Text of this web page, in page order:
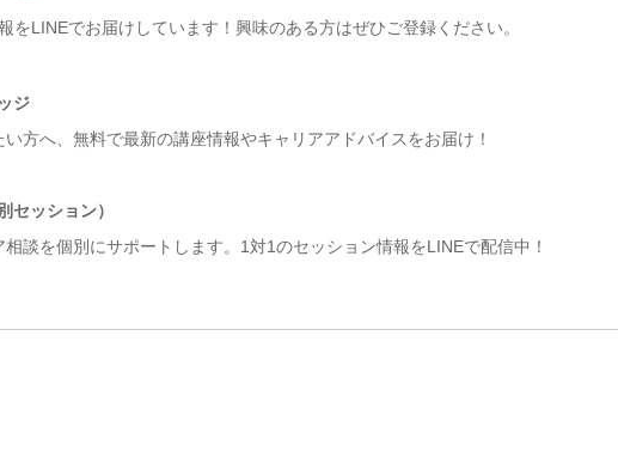
をLINEでお届けしています！興味のある方はぜひご登録ください。
ジ
方へ、無料で最新の講座情報やキャリアアドバイスをお届け！
セッション）
談を個別にサポートします。1対1のセッション情報をLINEで配信中！